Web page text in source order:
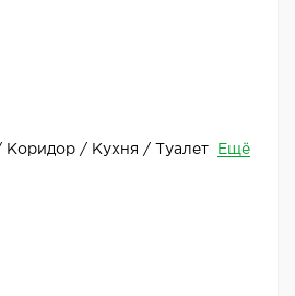
Коридор / Кухня / Туалет
Ещё